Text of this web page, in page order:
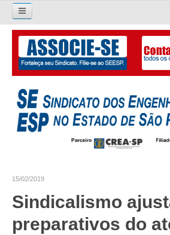
Pesquisar...
O SINDICATO
APRESENTAÇÃO
PALAVRA DO PRESIDENTE
SUBSEDES SINDICAIS
15/02/2019
Sindicalismo
preparativos do